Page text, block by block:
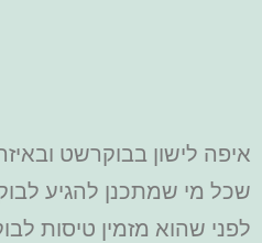
איפה לישון בבוקרשט
שכל מי שמתכנן להגיע
לפני שהוא מזמין טיסות